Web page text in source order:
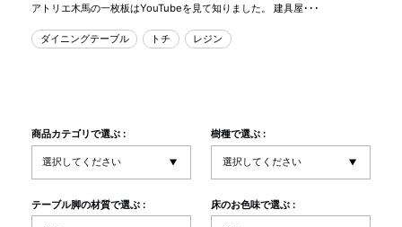
アトリエ木馬の一枚板はYouTubeを見て知りました。 建具屋･･･
ダイニングテーブル トチ レジン
商品カテゴリで選ぶ : 樹種で選ぶ :
テーブル脚の材質で選ぶ : 床のお色味で選ぶ :